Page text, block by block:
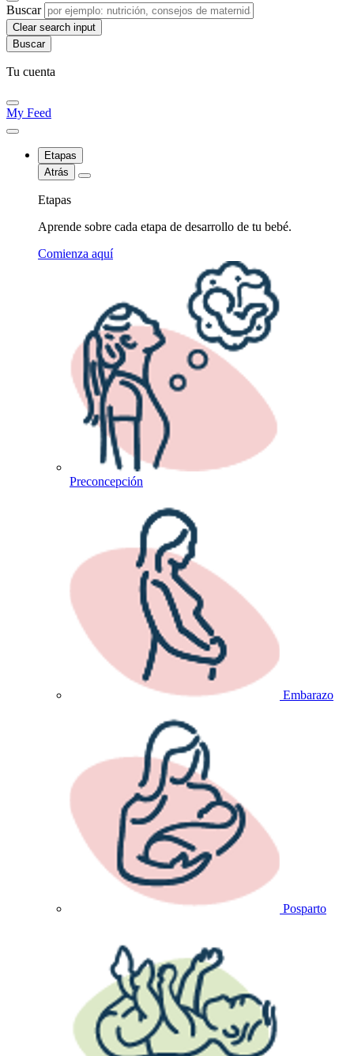
Buscar
Clear search input
Tu cuenta
My Feed
Etapas
Atrás
Etapas
Aprende sobre cada etapa de desarrollo de tu bebé.
Comienza aquí
Preconcepción
Embarazo
Posparto